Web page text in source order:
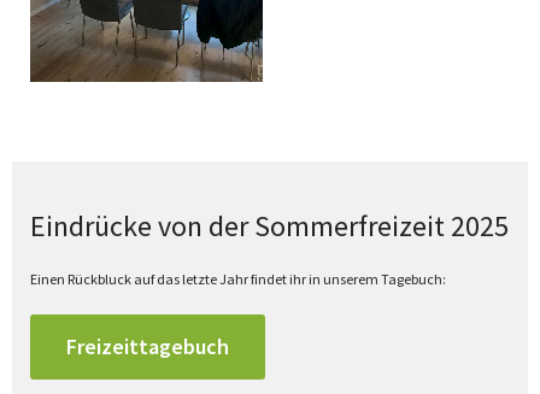
Eindrücke von der Sommerfreizeit 2025
Einen Rückbluck auf das letzte Jahr findet ihr in unserem Tagebuch:
Freizeittagebuch